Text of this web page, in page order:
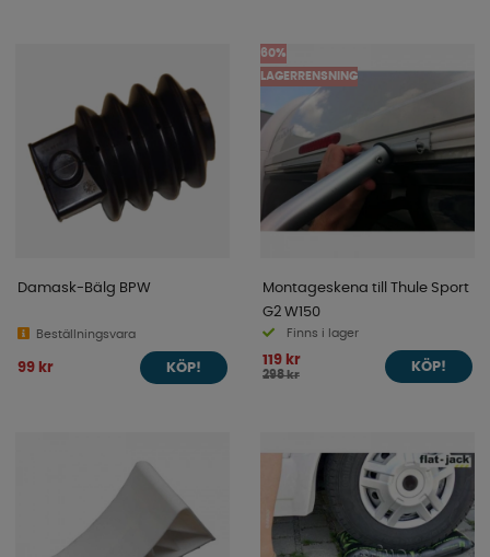
Damask-Bälg BPW
Beställningsvara
99 kr KÖP!
60%
LAGERRENSNING
Montageskena till Thule Sport
G2 W150
Finns i lager
119 kr
298 kr
KÖP!